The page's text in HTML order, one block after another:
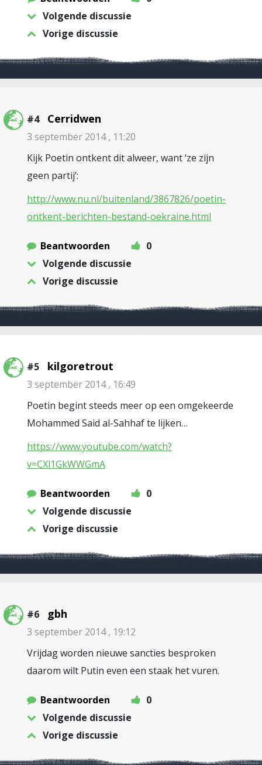
Volgende discussie
Vorige discussie
#4 Cerridwen
3 september 2014 , 11:20
Kijk Poetin ontkent dit alweer, want ‘ze zijn
geen partij’:
http://www.nu.nl/buitenland/3867826/poetin-
ontkent-berichten-bestand-oekraine.html
Beantwoorden
0
Volgende discussie
Vorige discussie
#5 kilgoretrout
3 september 2014 , 16:49
Poetin begint steeds meer op een omgekeerde
Mohammed Said al-Sahhaf te lijken…
https://www.youtube.com/watch?
v=CXl1GkWWGmA
Beantwoorden
0
Volgende discussie
Vorige discussie
#6 gbh
3 september 2014 , 19:12
Vrijdag worden nieuwe sancties besproken
daarom wilt Putin even een staak het vuren.
Beantwoorden
0
Volgende discussie
Vorige discussie